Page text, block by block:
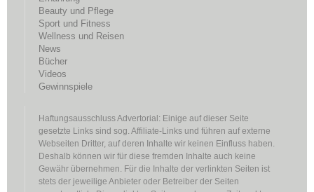
Beauty und Pflege
Sport und Fitness
Wellness und Reisen
News
Bücher
Videos
Gewinnspiele
Haftungsausschluss Advertorial: Einige auf dieser Seite
gesetzte Links sind sog. Affiliate-Links und führen auf externe
Webseiten Dritter, auf deren Inhalte wir keinen Einfluss haben.
Deshalb können wir für diese fremden Inhalte auch keine
Gewähr übernehmen. Für die Inhalte der verlinkten Seiten ist
stets der jeweilige Anbieter oder Betreiber der Seiten